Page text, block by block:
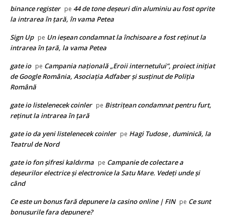
binance register pe 44 de tone deşeuri din aluminiu au fost oprite
la intrarea în ţară, în vama Petea
Sign Up pe Un ieșean condamnat la închisoare a fost reținut la
intrarea în țară, la vama Petea
gate io pe Campania națională „Eroii internetului”, proiect inițiat
de Google România, Asociația Adfaber și susținut de Poliția
Română
gate io listelenecek coinler pe Bistrițean condamnat pentru furt,
reținut la intrarea în țară
gate io da yeni listelenecek coinler pe Hagi Tudose , duminică, la
Teatrul de Nord
gate io fon şifresi kaldırma pe Campanie de colectare a
deșeurilor electrice și electronice la Satu Mare. Vedeți unde și
când
Ce este un bonus fară depunere la casino online | FIN pe Ce sunt
bonusurile fara depunere?